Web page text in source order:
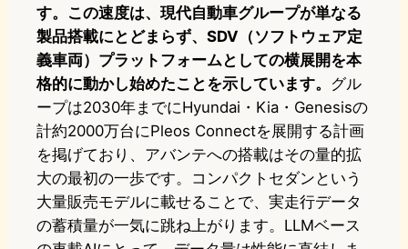
す。この速度は、現代自動車グループが単なる
製品搭載にとどまらず、SDV（ソフトウェア定
義車両）プラットフォームとしての横展開を本
格的に動かし始めたことを示しています。 グル
ープは2030年までにHyundai・Kia・Genesisの
計約2000万台にPleos Connectを展開する計画
を掲げており、アバンテへの搭載はその量的拡
大の最初の一歩です。コンパクトセダンという
大量販売モデルに載せることで、実走行データ
の蓄積量が一気に跳ね上がります。LLMベース